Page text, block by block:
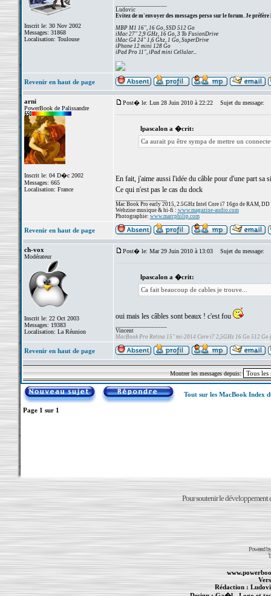
Inscrit le: 30 Nov 2002
Messages: 31868
Localisation: Toulouse
Ludovic
Evitez de m'envoyer des messages perso sur le forum. Je préfère
MBP M1 16", 16 Go, SSD 512 Go
iMac 27" 2,9 GHz, 16 Go, 3 To FusionDrive
iMac G4 24" 1,6 Ghz, 1 Go, SuperDrive
iPhone 12 mini 128 Go
iPad Pro 11", iPad mini Cellular...
Revenir en haut de page
arni
PowerBook de Palissandre
Inscrit le: 04 D�c 2002
Messages: 665
Localisation: France
Post� le: Lun 28 Juin 2010 à 22:22 Sujet du message:
lpascalon a �crit:
Ca aurait pu être sympa de mettre un
En fait, j'aime aussi l'idée du câble pour d'une part
Ce qui n'est pas le cas du dock
Mac Book Pro early 2015, 2.5GHz Intel Core i7 16go de RAM, DD
Webzine musique & hi-fi : www.magazine-audio.com
Photographie: www.marcphilip.com
Revenir en haut de page
ch-vox
Modérateur
Inscrit le: 22 Oct 2003
Messages: 19383
Localisation: La Réunion
Post� le: Mar 29 Juin 2010 à 13:03 Sujet du message:
lpascalon a �crit:
Ca fait beaucoup de cables je trouve...
oui mais les câbles sont beaux ! c'est fou
Vincent
MacBook Pro Retina 15" mi-2014 Core i7 2,5GHz 16 Go 512 Go
Revenir en haut de page
Montrer les messages depuis:
Tout sur les MacBook Index
Page 1 sur 1
Pour soutenir le développement
Powered
Rédaction :